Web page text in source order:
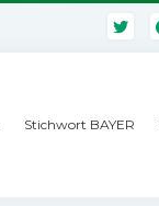
Stichwort BAYER